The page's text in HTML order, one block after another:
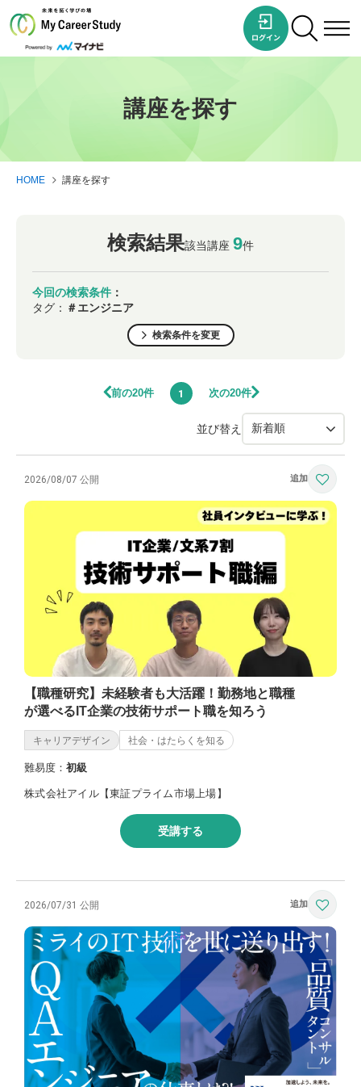
講座を探す
HOME 講座を探す
検索結果該当講座 9件
今回の検索条件 ：
タグ： ＃エンジニア
検索条件を変更
前の20件 1 次の20件
並び替え
2026/08/07 公開
【職種研究】未経験者も大活躍！勤務地と職種
が選べるIT企業の技術サポート職を知ろう
キャリアデザイン 社会・はたらくを知る
難易度： 初級
株式会社アイル【東証プライム市場上場】
受講する
2026/07/31 公開